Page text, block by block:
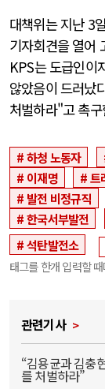
대책위는 지난 3
기자회견을 열어
KPS는 도급인이
않았음이 드러났
처벌하라"고 촉
하청 노동자
이재명
트
발전 비정규직
한국서부발전
석탄발전소
태그를 한개 입력할
관련기사
“김용균과 김충
를 처벌하라”